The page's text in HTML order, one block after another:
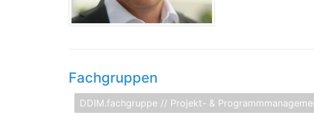
Fachgruppen
DDIM.fachgruppe // Projekt- &